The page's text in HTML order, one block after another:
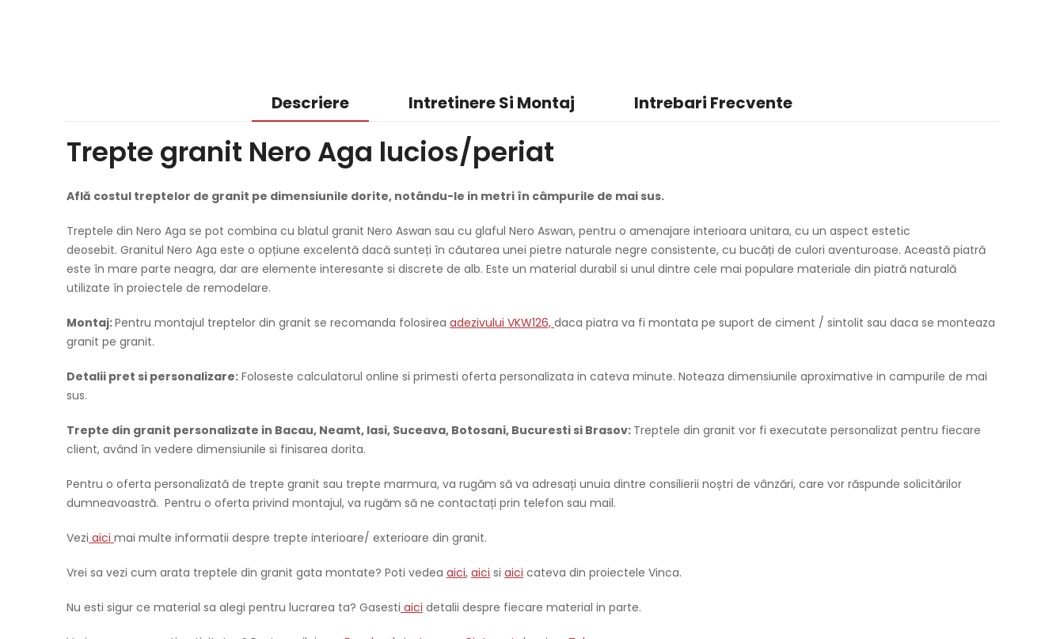
Descriere Intretinere Si Montaj Intrebari Frecvente
Trepte granit Nero Aga lucios/periat
Află costul treptelor de granit pe dimensiunile dorite, notându-le in metri în câmpurile de mai sus.
Treptele din Nero Aga se pot combina cu blatul granit Nero Aswan sau cu glaful Nero Aswan, pentru o amenajare interioara unitara, cu un aspect estetic
deosebit. Granitul Nero Aga este o opțiune excelentă dacă sunteți în căutarea unei pietre naturale negre consistente, cu bucăți de culori aventuroase. Această piatră
este în mare parte neagra, dar are elemente interesante si discrete de alb. Este un material durabil si unul dintre cele mai populare materiale din piatră naturală
utilizate în proiectele de remodelare.
Montaj:Pentru montajul treptelor din granit se recomanda folosirea adezivului VKW126, daca piatra va fi montata pe suport de ciment / sintolit sau daca se monteaza
granit pe granit.
Detalii pret si personalizare: Foloseste calculatorul online si primesti oferta personalizata in cateva minute. Noteaza dimensiunile aproximative in campurile de mai
sus.
Trepte din granit personalizate in Bacau, Neamt, Iasi, Suceava, Botosani, Bucuresti si Brasov: Treptele din granit vor fi executate personalizat pentru fiecare
client, având în vedere dimensiunile si finisarea dorita.
Pentru o oferta personalizată de trepte granit sau trepte marmura, va rugăm să va adresați unuia dintre consilierii noștri de vânzări, care vor răspunde solicitărilor
dumneavoastră. Pentru o oferta privind montajul, va rugăm să ne contactați prin telefon sau mail.
Vezi aici mai multe informatii despre trepte interioare/ exterioare din granit.
Vrei sa vezi cum arata treptele din granit gata montate? Poti vedea aici, aici si aici cateva din proiectele Vinca.
Nu esti sigur ce material sa alegi pentru lucrarea ta? Gasesti aici detalii despre fiecare material in parte.